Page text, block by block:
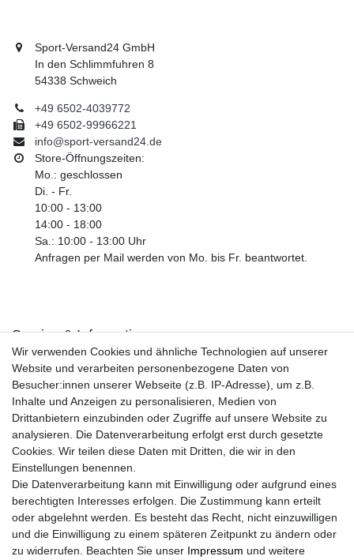
Sport-Versand24 GmbH
In den Schlimmfuhren 8
54338 Schweich
+49 6502-4039772
+49 6502-99966221
info@sport-versand24.de
Store-Öffnungszeiten:
Mo.: geschlossen
Di. - Fr.
10:00 - 13:00
14:00 - 18:00
Sa.: 10:00 - 13:00 Uhr
Anfragen per Mail werden von Mo. bis Fr. beantwortet.
Service & Informationen
Kontakt
Retouren
Widerrufsrecht
Widerrufs­formular
Impressum
Daten­schutz­erklärung
AGB
Größentabelle
Kataloge
Barrierefreiheitserklärung
Sicherheitsinformationen
Wir verwenden Cookies und ähnliche Technologien auf unserer
Website und verarbeiten personenbezogene Daten von
Besucher:innen unserer Webseite (z.B. IP-Adresse), um z.B.
Inhalte und Anzeigen zu personalisieren, Medien von
Drittanbietern einzubinden oder Zugriffe auf unsere Website zu
analysieren. Die Datenverarbeitung erfolgt erst durch gesetzte
Cookies. Wir teilen diese Daten mit Dritten, die wir in den
Einstellungen benennen.
Die Datenverarbeitung kann mit Einwilligung oder aufgrund eines
berechtigten Interesses erfolgen. Die Zustimmung kann erteilt
oder abgelehnt werden. Es besteht das Recht, nicht einzuwilligen
und die Einwilligung zu einem späteren Zeitpunkt zu ändern oder
zu widerrufen. Beachten Sie unser Impressum und weitere